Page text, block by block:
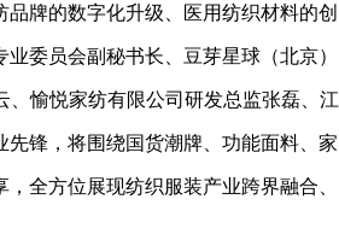
牌的数字化升级、医用纺织材料的创
委员会副秘书长、豆芽星球（北京）
愉悦家纺有限公司研发总监张磊、江
锋，将围绕国货潮牌、功能面料、家
全方位展现纺织服装产业跨界融合、